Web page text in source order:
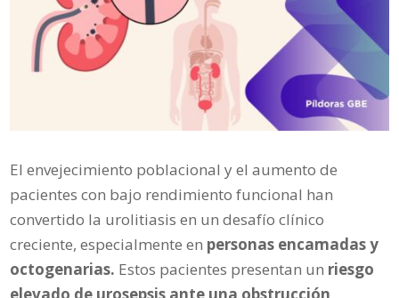
El envejecimiento poblacional y el aumento de
pacientes con bajo rendimiento funcional han
convertido la urolitiasis en un desafío clínico
creciente, especialmente en personas encamadas y
octogenarias. Estos pacientes presentan un riesgo